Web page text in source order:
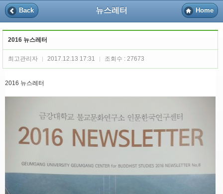
Back 뉴스레터 Home
2016 뉴스레터
최고관리자 2017.12.13 17:31 조회수 : 27673
2016 뉴스레터